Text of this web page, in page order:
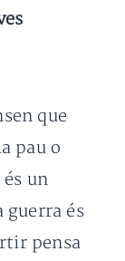
que
pau o
un
és
pensa